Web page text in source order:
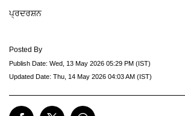
ਪ੍ਰਦਰਸ਼ਨ
Posted By
Publish Date: Wed, 13 May 2026 05:29 PM (IST)
Updated Date: Thu, 14 May 2026 04:03 AM (IST)